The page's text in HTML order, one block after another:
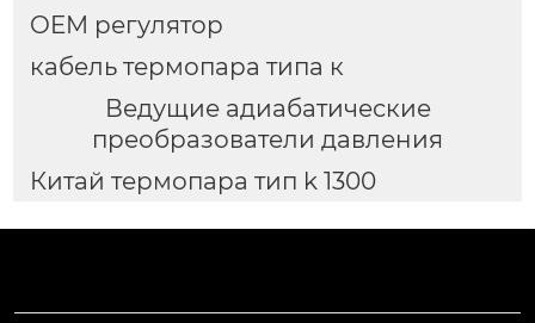
OEM регулятор
кабель термопара типа к
Ведущие адиабатические
преобразователи давления
Китай термопара тип k 1300